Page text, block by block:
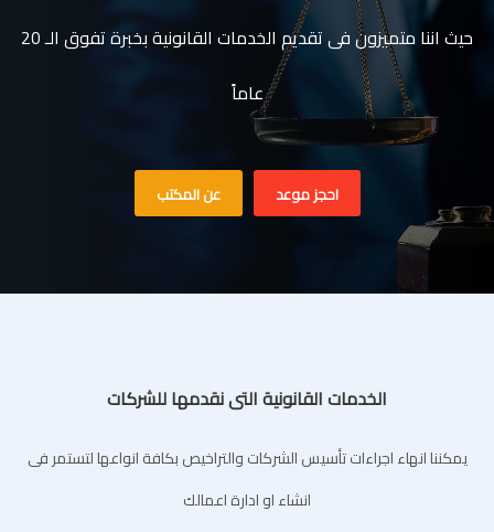
حيث اننا متميزون فى تقديم الخدمات القانونية بخبرة تفوق الـ 20
عاماً
احجز موعد عن المكتب
الخدمات القانونية التى نقدمها للشركات
يمكننا انهاء اجراءات تأسيس الشركات والتراخيص بكافة انواعها لتستمر فى
انشاء او ادارة اعمالك